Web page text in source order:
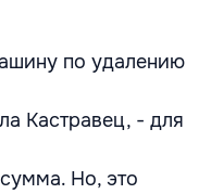
по удалению
Кастравец, - для
Но, это